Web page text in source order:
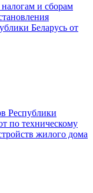
и сборам
Беларусь от
Республики
по техническому
жилого дома